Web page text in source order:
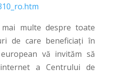
multe despre toate
de care beneficiați în
vă invităm să
a Centrului de